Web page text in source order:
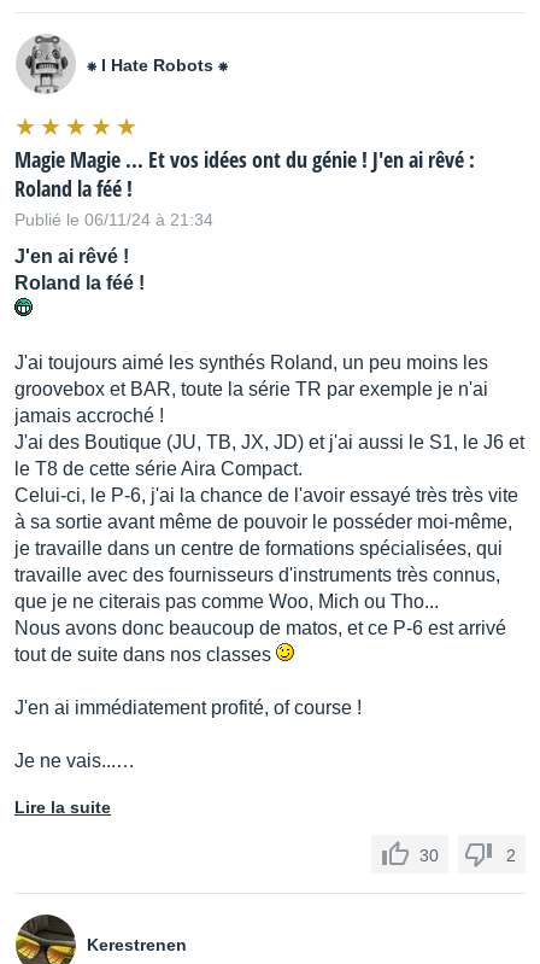
Approx. 3 hours
*To charge the unit, use the USB port of a computer or a
commercially available USB power supply adaptor (5 V,
500 mA or higher).
-Dimensions
7-7/16 (W) x 4-3/16 (D) x 1-1/2 (H) inches
-Weight (including batteries)
305 g
11 oz
-Accessories
Leaflet "Read Me First"
⁕ I Hate Robots ⁕
Magie Magie ... Et vos idées ont du génie ! J'en ai rêvé :
Roland la féé !
Publié le 06/11/24 à 21:34
J'en ai rêvé !
Roland la féé !
J'ai toujours aimé les synthés Roland, un peu moins les
groovebox et BAR, toute la série TR par exemple je n'ai
jamais accroché !
J'ai des Boutique (JU, TB, JX, JD) et j'ai aussi le S1, le J6 et
le T8 de cette série Aira Compact.
Celui-ci, le P-6, j'ai la chance de l'avoir essayé très très vite
à sa sortie avant même de pouvoir le posséder moi-même,
je travaille dans un centre de formations spécialisées, qui
travaille avec des fournisseurs d'instruments très connus,
que je ne citerais pas comme Woo, Mich ou Tho...
Nous avons donc beaucoup de matos, et ce P-6 est arrivé
tout de suite dans nos classes
J'en ai immédiatement profité, of course !
Je ne vais...…
Lire la suite
30 2
Kerestrenen